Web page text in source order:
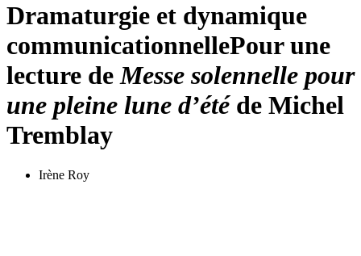
Dramaturgie et dynamique
communicationnellePour une
lecture de Messe solennelle pour
une pleine lune d’étéde Michel
Tremblay
Irène Roy